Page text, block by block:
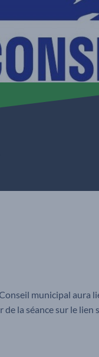
municipal aura
de la séance sur le lien